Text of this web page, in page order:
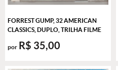
FORREST GUMP, 32 AMERICAN
CLASSICS, DUPLO, TRILHA FILME
por R$ 35,00